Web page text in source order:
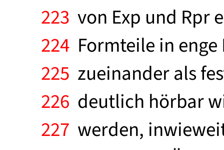
223 von Exp und Rpr
224 Formteile in
225 zueinander als
226 deutlich hörbar
227 werden,